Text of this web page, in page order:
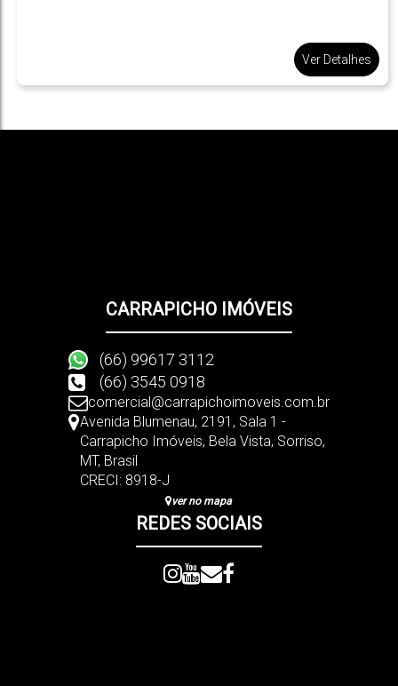
Ver Detalhes
CARRAPICHO IMÓVEIS
(66) 99617 3112
(66) 3545 0918
comercial@carrapichoimoveis.com.br
Avenida Blumenau, 2191 , Sala 1 -
Carrapicho Imóveis, Bela Vista, Sorriso,
MT, Brasil
CRECI: 8918-J
ver no mapa
REDES SOCIAIS